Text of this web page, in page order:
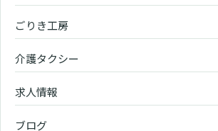
ごりき工房
介護タクシー
求人情報
ブログ